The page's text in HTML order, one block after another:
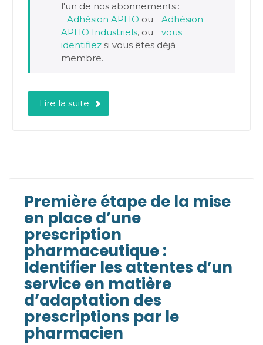
l'un de nos abonnements :
Adhésion APHO ou
Adhésion
APHO Industriels, ou
vous
identifiezsi vous êtes déjà
membre.
Lire la suite
Première étape de la mise
en place d’une
prescription
pharmaceutique :
Identifier les attentes d’un
service en matière
d’adaptation des
prescriptions par le
pharmacien